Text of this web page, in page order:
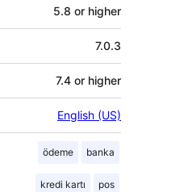
5.8 or higher
7.0.3
7.4 or higher
English (US)
ödeme banka
kredi kartı pos